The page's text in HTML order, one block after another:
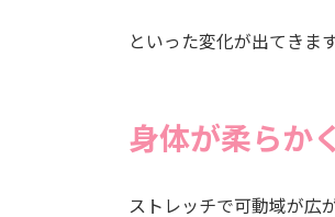
といった変化が出てきま
身体が柔らか
ストレッチで可動域が広